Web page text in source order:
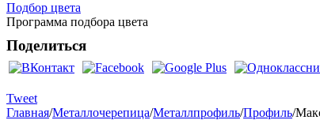
Подбор цвета
Программа подбора цвета
Поделиться
Tweet
Главная/Металлочерепица/Металлпрофиль/Профиль/